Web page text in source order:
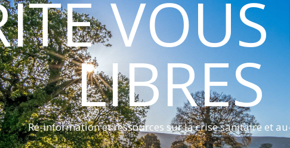
LIBRES
Ré-information et ressources sur la crise sanitaire et